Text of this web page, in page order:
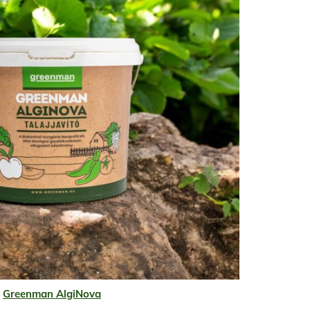
Greenman AlgiNova